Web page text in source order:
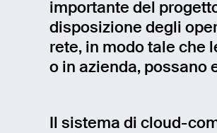
importante del
disposizione degli
rete, in modo tale che
o in azienda, possano
Il sistema di cloud-